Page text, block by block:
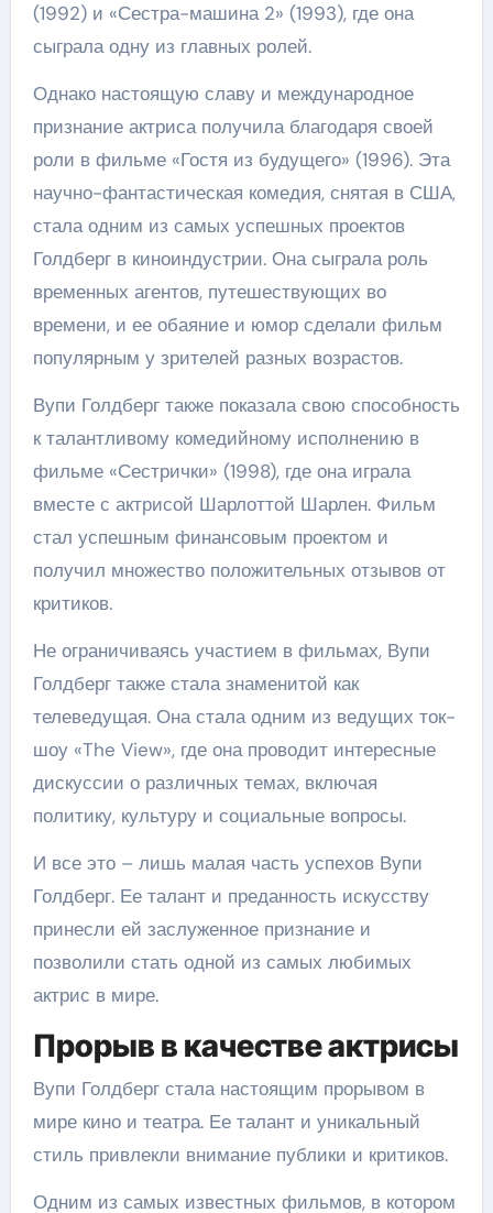
(1992) и «Сестра-машина 2» (1993), где она
сыграла одну из главных ролей.
Однако настоящую славу и международное
признание актриса получила благодаря своей
роли в фильме «Гостя из будущего» (1996). Эта
научно-фантастическая комедия, снятая в США,
стала одним из самых успешных проектов
Голдберг в киноиндустрии. Она сыграла роль
временных агентов, путешествующих во
времени, и ее обаяние и юмор сделали фильм
популярным у зрителей разных возрастов.
Вупи Голдберг также показала свою способность
к талантливому комедийному исполнению в
фильме «Сестрички» (1998), где она играла
вместе с актрисой Шарлоттой Шарлен. Фильм
стал успешным финансовым проектом и
получил множество положительных отзывов от
критиков.
Не ограничиваясь участием в фильмах, Вупи
Голдберг также стала знаменитой как
телеведущая. Она стала одним из ведущих ток-
шоу «The View», где она проводит интересные
дискуссии о различных темах, включая
политику, культуру и социальные вопросы.
И все это – лишь малая часть успехов Вупи
Голдберг. Ее талант и преданность искусству
принесли ей заслуженное признание и
позволили стать одной из самых любимых
актрис в мире.
Прорыв в качестве актрисы
Вупи Голдберг стала настоящим прорывом в
мире кино и театра. Ее талант и уникальный
стиль привлекли внимание публики и критиков.
Одним из самых известных фильмов, в котором